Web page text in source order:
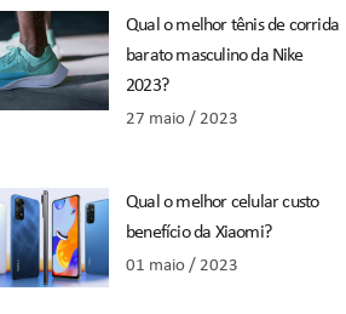
Qual o melhor tênis de corrida
barato masculino da Nike
2023?
27 maio / 2023
Qual o melhor celular custo
benefício da Xiaomi?
01 maio / 2023